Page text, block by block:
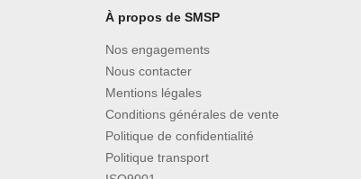
À propos de SMSP
Nos engagements
Nous contacter
Mentions légales
Conditions générales de vente
Politique de confidentialité
Politique transport